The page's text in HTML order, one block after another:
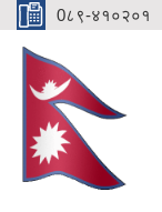
0८९-४१०२०१